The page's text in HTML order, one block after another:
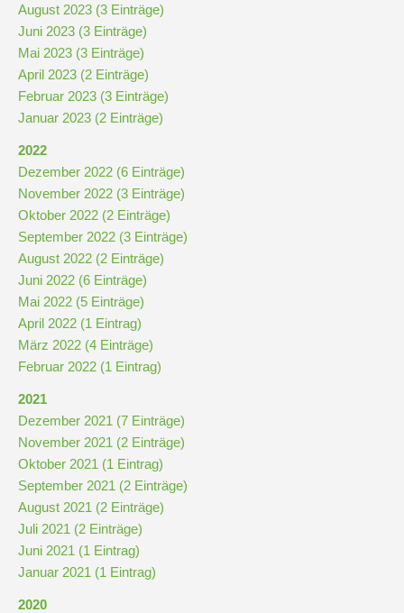
9
und
10
Hauptschulbildungsgang
Wahlpflichtunterricht
ab
Kl.
7
Organisatorisches
Downloads
und
Formulare
Infos
August 2023 (3 Einträge)
Juni 2023 (3 Einträge)
Mai 2023 (3 Einträge)
April 2023 (2 Einträge)
Februar 2023 (3 Einträge)
Januar 2023 (2 Einträge)
2022
Dezember 2022 (6 Einträge)
November 2022 (3 Einträge)
Oktober 2022 (2 Einträge)
September 2022 (3 Einträge)
August 2022 (2 Einträge)
Juni 2022 (6 Einträge)
Mai 2022 (5 Einträge)
April 2022 (1 Eintrag)
März 2022 (4 Einträge)
Februar 2022 (1 Eintrag)
2021
Dezember 2021 (7 Einträge)
November 2021 (2 Einträge)
Oktober 2021 (1 Eintrag)
September 2021 (2 Einträge)
August 2021 (2 Einträge)
Juli 2021 (2 Einträge)
Juni 2021 (1 Eintrag)
Januar 2021 (1 Eintrag)
2020